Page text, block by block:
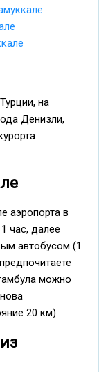
на
Денизли,
аэропорта в
час, далее
автобусом (1
можно
20 км).